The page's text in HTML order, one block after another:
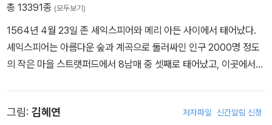
총 13391종 (모두보기)
1564년 4월 23일 존 셰익스피어와 메리 아든 사이에서 태어났다.
셰익스피어는 아름다운 숲과 계곡으로 둘러싸인 인구 2000명 정도
의 작은 마을 스트랫퍼드에서 8남매 중 셋째로 태어났고, 이곳에서
리학, 수사학, 문학 등을 배웠는데, 《성경》과 더불어 오비디우스의
그림: 김혜연 저자파일 신간알림 신청